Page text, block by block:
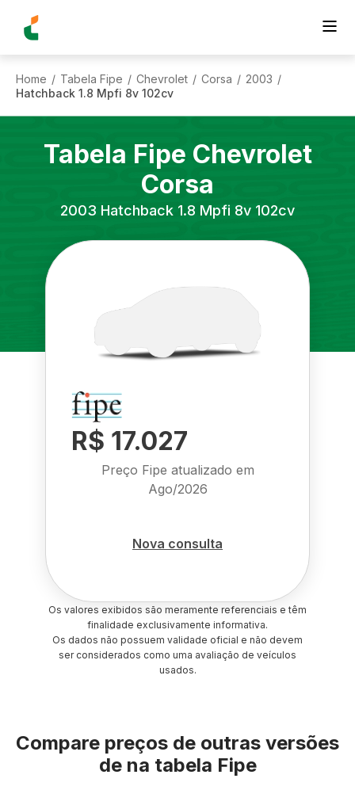
Home / Tabela Fipe / Chevrolet / Corsa / 2003 /
Hatchback 1.8 Mpfi 8v 102cv
Tabela Fipe Chevrolet
Corsa
2003 Hatchback 1.8 Mpfi 8v 102cv
R$ 17.027
Preço Fipe atualizado em
Ago/2026
Nova consulta
Os valores exibidos são meramente referenciais e têm
finalidade exclusivamente informativa.
Os dados não possuem validade oficial e não devem
ser considerados como uma avaliação de veículos
usados.
Compare preços de outras versões
de na tabela Fipe